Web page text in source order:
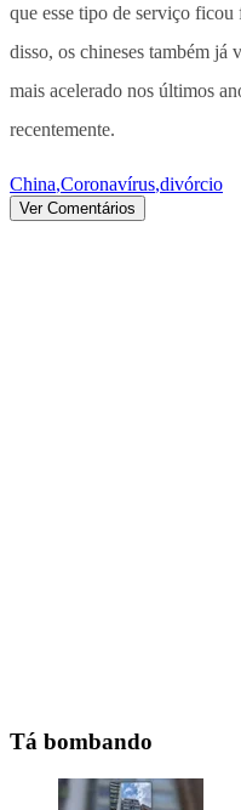
que esse tipo de serviço
disso, os chineses também
mais acelerado nos últimos
recentemente.
China,Coronavírus,divórcio
Ver Comentários
Tá bombando